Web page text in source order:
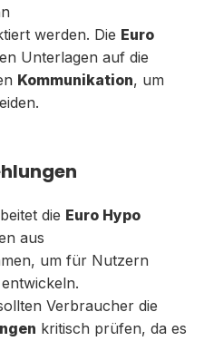
werden. Die Euro
Unterlagen auf die
Kommunikation, um
die Euro Hypo
aus
um für Nutzern
Verbraucher die
kritisch prüfen, da es